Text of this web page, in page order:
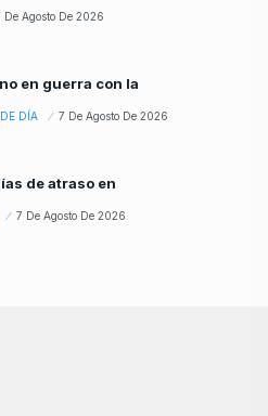
De Agosto De 2026
en guerra con la
DÍA 7 De Agosto De 2026
de atraso en
7 De Agosto De 2026